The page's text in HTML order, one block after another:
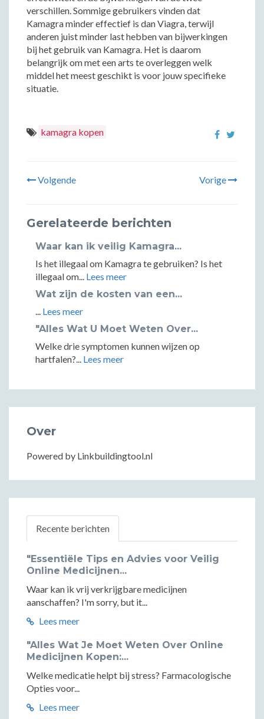
verschillen. Sommige gebruikers vinden dat
Kamagra minder effectief is dan Viagra, terwijl
anderen juist minder last hebben van bijwerkingen
bij het gebruik van Kamagra. Het is daarom
belangrijk om met een arts te overleggen welk
middel het meest geschikt is voor jouw specifieke
situatie.
kamagra kopen
Volgende Vorige
Gerelateerde berichten
Waar kan ik veilig Kamagra...
Is het illegaal om Kamagra te gebruiken? Is het
illegaal om... Lees meer
Wat zijn de kosten van een...
... Lees meer
"Alles Wat U Moet Weten Over...
Welke drie symptomen kunnen wijzen op
hartfalen?... Lees meer
Over
Powered by Linkbuildingtool.nl
Recente berichten
"Essentiële Tips en Advies voor Veilig
Online Medicijnen...
Waar kan ik vrij verkrijgbare medicijnen
aanschaffen? I'm sorry, but it...
Lees meer
"Alles Wat Je Moet Weten Over Online
Medicijnen Kopen:...
Welke medicatie helpt bij stress? Farmacologische
Opties voor...
Lees meer